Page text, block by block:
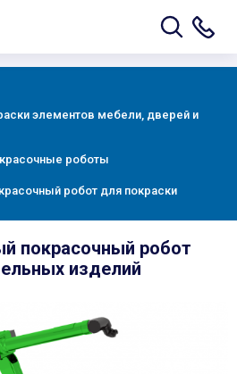
элементов мебели, дверей и
роботы
робот для покраски
покрасочный робот
изделий